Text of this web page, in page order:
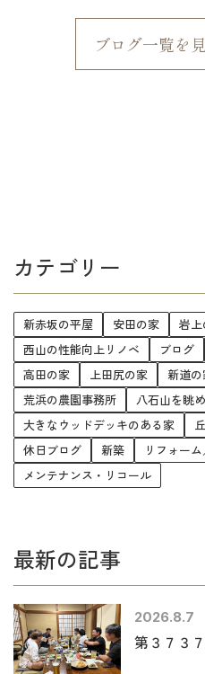
ブログ一覧を
カテゴリー
新赤坂の平屋 安田の家 岩上
西山の性能向上リノベ
ブログ
高田の家
上田尻の家 新道の
荒浜の農園事務所
八石山を眺
大きなウッドデッキのある家
休日ブログ
新築 リフォー
メンテナンス・リコール
最新の記事
2026.8.7
第３７３